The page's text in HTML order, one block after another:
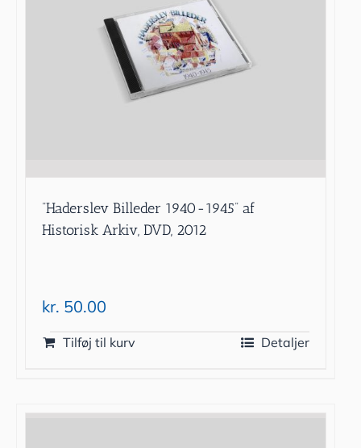
”Haderslev Billeder 1940-1945” af
Historisk Arkiv, DVD, 2012
kr. 50.00
Tilføj til kurv Detaljer